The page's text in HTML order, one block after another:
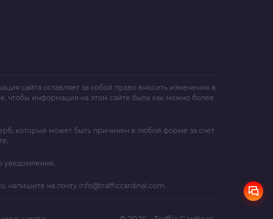
сайта оставляет за собой право вносить изменения в
чтобы информация на этом сайте была как можно более
который может быть причинен в любой форме за счет
уведомления.
напишите на почту info@trafficcardinal.com.